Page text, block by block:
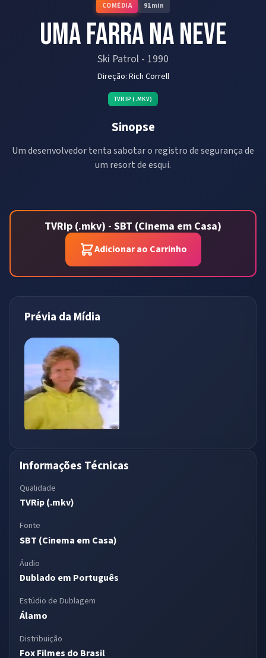
COMÉDIA 91min
Uma Farra na Neve
Ski Patrol - 1990
Direção:Rich Correll
TVRIP (.MKV)
Sinopse
Um desenvolvedor tenta sabotar o registro de segurança de
um resort de esqui.
TVRip (.mkv) - SBT (Cinema em Casa)
Adicionar ao Carrinho
Prévia da Mídia
Informações Técnicas
Qualidade
TVRip (.mkv)
Fonte
SBT (Cinema em Casa)
Áudio
Dublado em Português
Estúdio de Dublagem
Álamo
Distribuição
Fox Filmes do Brasil